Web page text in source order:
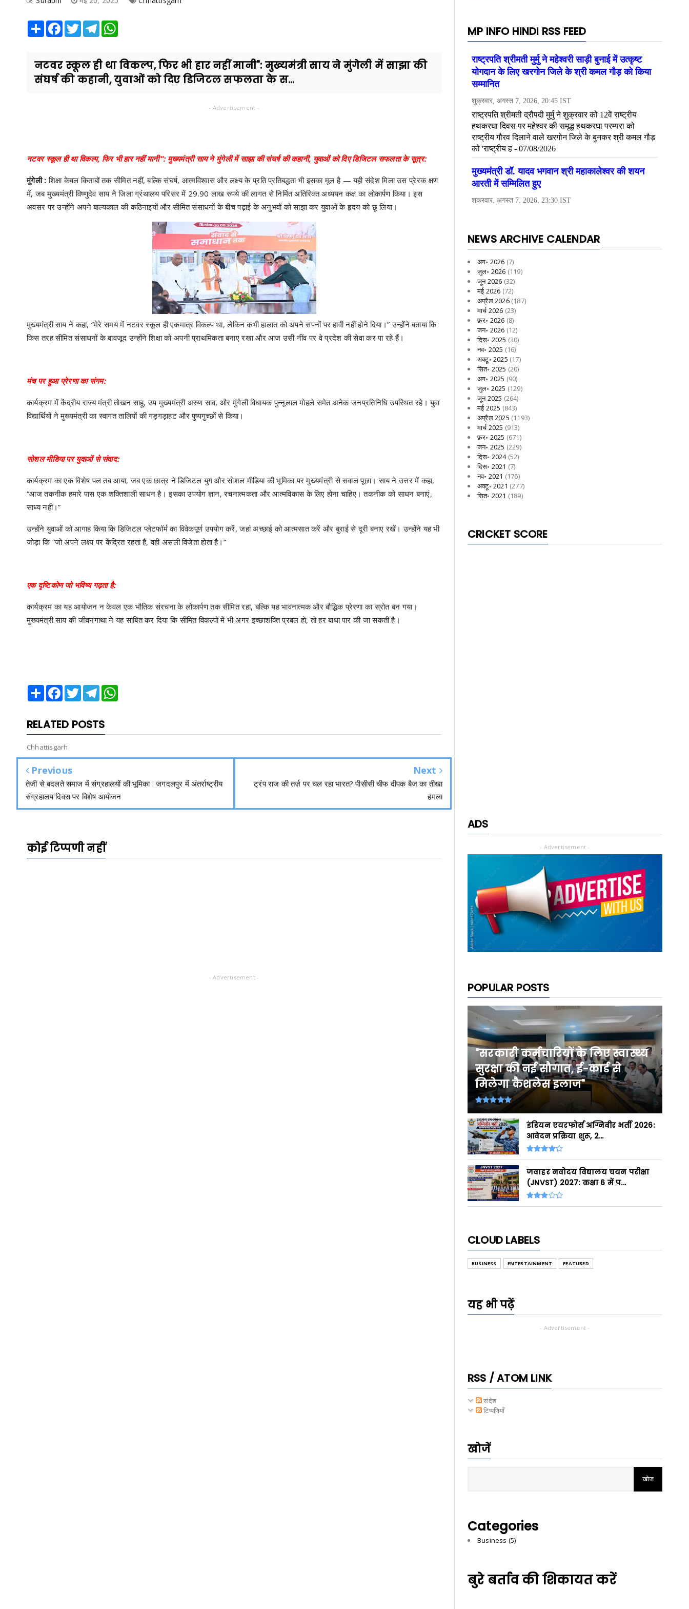
Share Facebook
TwitterTelegram
नटवर स्कूल ही था विकल्प, फिर भी हार नहीं मानी": मुख्यमंत्री साय ने मुंगेली में साझा की
संघर्ष की कहानी, युवाओं को दिए डिजिटल सफलता के स...
- Advertisement -
नटवर स्कूल ही था विकल्प, फिर भी हार नहीं मानी": मुख्यमंत्री साय ने मुंगेली में साझा की संघर्ष की कहानी, युवाओं को दिए डिजिटल सफलता के सूत्र:
मुंगेली :शिक्षा केवल किताबों तक सीमित नहीं, बल्कि संघर्ष, आत्मविश्वास और लक्ष्य के प्रति प्रतिबद्धता भी इसका मूल है — यही संदेश मिला उस प्रेरक क्षण
में, जब मुख्यमंत्री विष्णुदेव साय ने जिला ग्रंथालय परिसर में 29.90 लाख रुपये की लागत से निर्मित अतिरिक्त अध्ययन कक्ष का लोकार्पण किया। इस
अवसर पर उन्होंने अपने बाल्यकाल की कठिनाइयों और सीमित संसाधनों के बीच पढ़ाई के अनुभवों को साझा कर युवाओं के हृदय को छू लिया।
मुख्यमंत्री साय ने कहा, “मेरे समय में नटवर स्कूल ही एकमात्र विकल्प था, लेकिन कभी हालात को अपने सपनों पर हावी नहीं होने दिया।” उन्होंने बताया कि
किस तरह सीमित संसाधनों के बावजूद उन्होंने शिक्षा को अपनी प्राथमिकता बनाए रखा और आज उसी नींव पर वे प्रदेश की सेवा कर पा रहे हैं।
मंच पर हुआ प्रेरणा का संगम:
कार्यक्रम में केंद्रीय राज्य मंत्री तोखन साहू, उप मुख्यमंत्री अरुण साव, और मुंगेली विधायक पुन्नूलाल मोहले समेत अनेक जनप्रतिनिधि उपस्थित रहे। युवा
विद्यार्थियों ने मुख्यमंत्री का स्वागत तालियों की गड़गड़ाहट और पुष्पगुच्छों से किया।
सोशल मीडिया पर युवाओं से संवाद:
कार्यक्रम का एक विशेष पल तब आया, जब एक छात्र ने डिजिटल युग और सोशल मीडिया की भूमिका पर मुख्यमंत्री से सवाल पूछा। साय ने उत्तर में कहा,
“आज तकनीक हमारे पास एक शक्तिशाली साधन है। इसका उपयोग ज्ञान, रचनात्मकता और आत्मविकास के लिए होना चाहिए। तकनीक को साधन बनाएं,
साध्य नहीं।”
उन्होंने युवाओं को आगाह किया कि डिजिटल प्लेटफॉर्म का विवेकपूर्ण उपयोग करें, जहां अच्छाई को आत्मसात करें और बुराई से दूरी बनाए रखें। उन्होंने यह भी
जोड़ा कि “जो अपने लक्ष्य पर केंद्रित रहता है, वही असली विजेता होता है।”
एक दृष्टिकोण जो भविष्य गढ़ता है:
कार्यक्रम का यह आयोजन न केवल एक भौतिक संरचना के लोकार्पण तक सीमित रहा, बल्कि यह भावनात्मक और बौद्धिक प्रेरणा का स्रोत बन गया।
मुख्यमंत्री साय की जीवनगाथा ने यह साबित कर दिया कि सीमित विकल्पों में भी अगर इच्छाशक्ति प्रबल हो, तो हर बाधा पार की जा सकती है।
Share Facebook
TwitterTelegram
RELATED POSTS
Chhattisgarh
Previous
तेजी से बदलते समाज में संग्रहालयों की भूमिका : जगदलपुर में अंतर्राष्ट्रीय
संग्रहालय दिवस पर विशेष आयोजन
Next
ट्रंप राज की तर्ज़ पर चल रहा भारत? पीसीसी चीफ दीपक बैज का तीखा
हमला
कोई टिप्पणी नहीं
- Advertisement -
MP INFO HINDI RSS FEED
NEWS ARCHIVE CALENDAR
अग॰ 2026 (7)
जुल॰ 2026 (119)
जून 2026 (32)
मई 2026 (72)
अप्रैल 2026(187)
मार्च 2026 (23)
फ़र॰ 2026 (8)
जन॰ 2026 (12)
दिस॰ 2025 (30)
नव॰ 2025 (16)
अक्टू॰ 2025 (17)
सित॰ 2025 (20)
अग॰ 2025 (90)
जुल॰ 2025 (129)
जून 2025 (264)
मई 2025 (843)
अप्रैल 2025 (1193)
मार्च 2025 (913)
फ़र॰ 2025 (671)
जन॰ 2025 (229)
दिस॰ 2024(52)
दिस॰ 2021 (7)
नव॰ 2021 (176)
अक्टू॰ 2021 (277)
सित॰ 2021 (189)
CRICKET SCORE
ADS
- Advertisement -
POPULAR POSTS
"सरकारी कर्मचारियों के लिए स्वास्थ्य
सुरक्षा की नई सौगात, ई-कार्ड से
मिलेगा कैशलेस इलाज"
इंडियन एयरफोर्स अग्निवीर भर्ती 2026:
आवेदन प्रक्रिया शुरू, 2...
जवाहर नवोदय विद्यालय चयन परीक्षा
(JNVST) 2027: कक्षा 6 में प...
CLOUD LABELS
BUSINESS ENTERTAINMENT FEATURED
यह भी पढ़ें
- Advertisement -
RSS / ATOM LINK
संदेश
टिप्पणियाँ
खोजें
Categories
Business (5)
बुरे बर्ताव की शिकायत करें